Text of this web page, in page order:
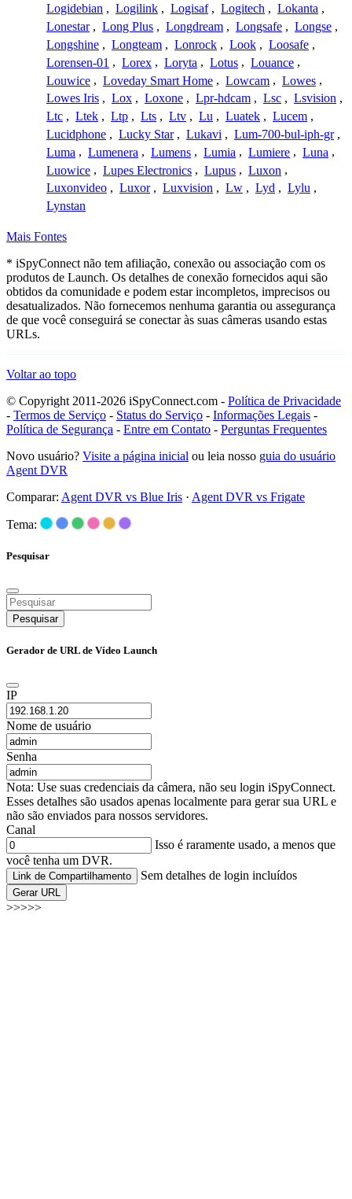
Logidebian , Logilink , Logisaf , Logitech , Lokanta ,
Lonestar , Long Plus , Longdream , Longsafe , Longse ,
Longshine , Longteam , Lonrock , Look , Loosafe ,
Lorensen-01 , Lorex , Loryta , Lotus , Louance ,
Louwice , Loveday Smart Home , Lowcam , Lowes ,
Lowes Iris , Lox , Loxone , Lpr-hdcam , Lsc , Lsvision ,
Ltc , Ltek , Ltp , Lts , Ltv , Lu , Luatek , Lucem ,
Lucidphone , Lucky Star , Lukavi , Lum-700-bul-iph-gr ,
Luma , Lumenera , Lumens , Lumia , Lumiere , Luna ,
Luowice , Lupes Electronics , Lupus , Luxon ,
Luxonvideo , Luxor , Luxvision , Lw , Lyd , Lylu ,
Lynstan
Mais Fontes
* iSpyConnect não tem afiliação, conexão ou associação com os
produtos de Launch. Os detalhes de conexão fornecidos aqui são
obtidos da comunidade e podem estar incompletos, imprecisos ou
desatualizados. Não fornecemos nenhuma garantia ou assegurança
de que você conseguirá se conectar às suas câmeras usando estas
URLs.
Voltar ao topo
© Copyright 2011-2026 iSpyConnect.com - Política de Privacidade
- Termos de Serviço - Status do Serviço - Informações Legais -
Política de Segurança - Entre em Contato - Perguntas Frequentes
Novo usuário? Visite a página inicial ou leia nosso guia do usuário
Agent DVR
Comparar: Agent DVR vs Blue Iris · Agent DVR vs Frigate
Tema:
Pesquisar
Pesquisar
Gerador de URL de Vídeo Launch
IP
Nome de usuário
Senha
Nota: Use suas credenciais da câmera, não seu login iSpyConnect.
Esses detalhes são usados apenas localmente para gerar sua URL e
não são enviados para nossos servidores.
Canal
Isso é raramente usado, a menos que
você tenha um DVR.
Link de Compartilhamento Sem detalhes de login incluídos
Gerar URL
>>>>>